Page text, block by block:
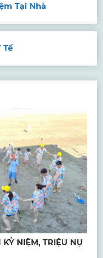
Tại Nhà
Tế
NIỆM, TRIỆU NỤ